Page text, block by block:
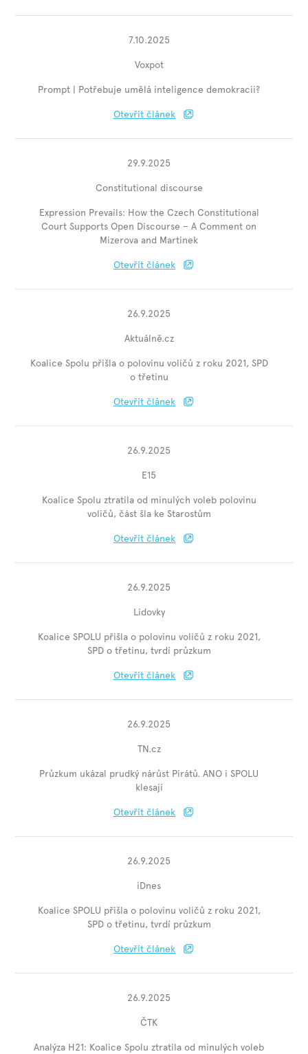
7.10.2025
Voxpot
Prompt | Potřebuje umělá inteligence demokracii?
Otevřít článek
29.9.2025
Constitutional discourse
Expression Prevails: How the Czech Constitutional
Court Supports Open Discourse – A Comment on
Mizerova and Martinek
Otevřít článek
26.9.2025
Aktuálně.cz
Koalice Spolu přišla o polovinu voličů z roku 2021, SPD
o třetinu
Otevřít článek
26.9.2025
E15
Koalice Spolu ztratila od minulých voleb polovinu
voličů, část šla ke Starostům
Otevřít článek
26.9.2025
Lidovky
Koalice SPOLU přišla o polovinu voličů z roku 2021,
SPD o třetinu, tvrdí průzkum
Otevřít článek
26.9.2025
TN.cz
Průzkum ukázal prudký nárůst Pirátů. ANO i SPOLU
klesají
Otevřít článek
26.9.2025
iDnes
Koalice SPOLU přišla o polovinu voličů z roku 2021,
SPD o třetinu, tvrdí průzkum
Otevřít článek
26.9.2025
ČTK
Analýza H21: Koalice Spolu ztratila od minulých voleb